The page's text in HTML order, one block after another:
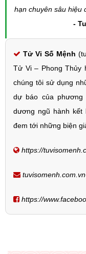
hạn chuyên sâu hiệu
-
Tử Vi Số Mệnh
Tử Vi – Phong Thủy
chúng tôi sử dụng
dự báo của
dương ngũ hành
đem tới những biện
https://
https://